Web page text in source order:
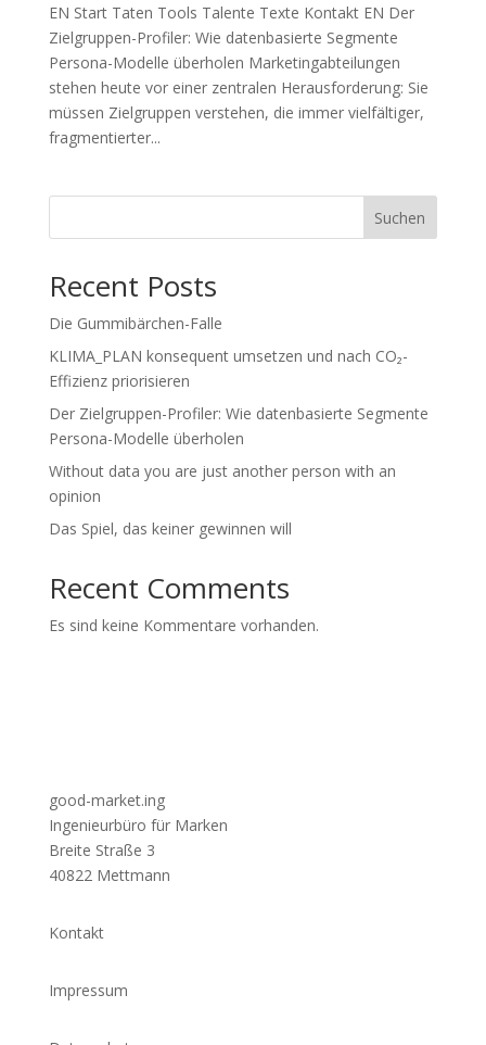
EN Start Taten Tools Talente Texte Kontakt EN Der
Zielgruppen-Profiler: Wie datenbasierte Segmente
Persona-Modelle überholen Marketingabteilungen
stehen heute vor einer zentralen Herausforderung: Sie
müssen Zielgruppen verstehen, die immer vielfältiger,
fragmentierter...
Suchen
Recent Posts
Die Gummibärchen-Falle
KLIMA_PLAN konsequent umsetzen und nach CO₂-
Effizienz priorisieren
Der Zielgruppen-Profiler: Wie datenbasierte Segmente
Persona-Modelle überholen
Without data you are just another person with an
opinion
Das Spiel, das keiner gewinnen will
Recent Comments
Es sind keine Kommentare vorhanden.
good-market.ing
Ingenieurbüro für Marken
Breite Straße 3
40822 Mettmann
Kontakt
Impressum